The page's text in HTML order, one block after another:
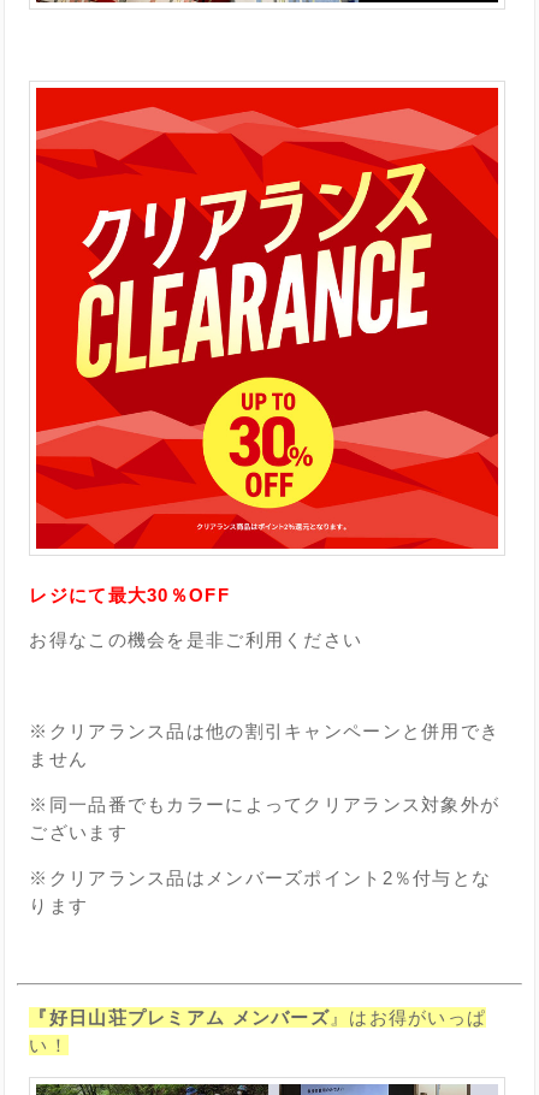
レジにて最大30％OFF
お得なこの機会を是非ご利用ください
※クリアランス品は他の割引キャンペーンと併用でき
ません
※同一品番でもカラーによってクリアランス対象外が
ございます
※クリアランス品はメンバーズポイント2％付与とな
ります
『好日山荘プレミアム メンバーズ』はお得がいっぱ
い！